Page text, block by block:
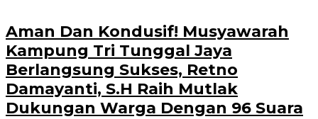
Aman Dan Kondusif! Musyawarah
Kampung Tri Tunggal Jaya
Berlangsung Sukses, Retno
Damayanti, S.H Raih Mutlak
Dukungan Warga Dengan 96 Suara